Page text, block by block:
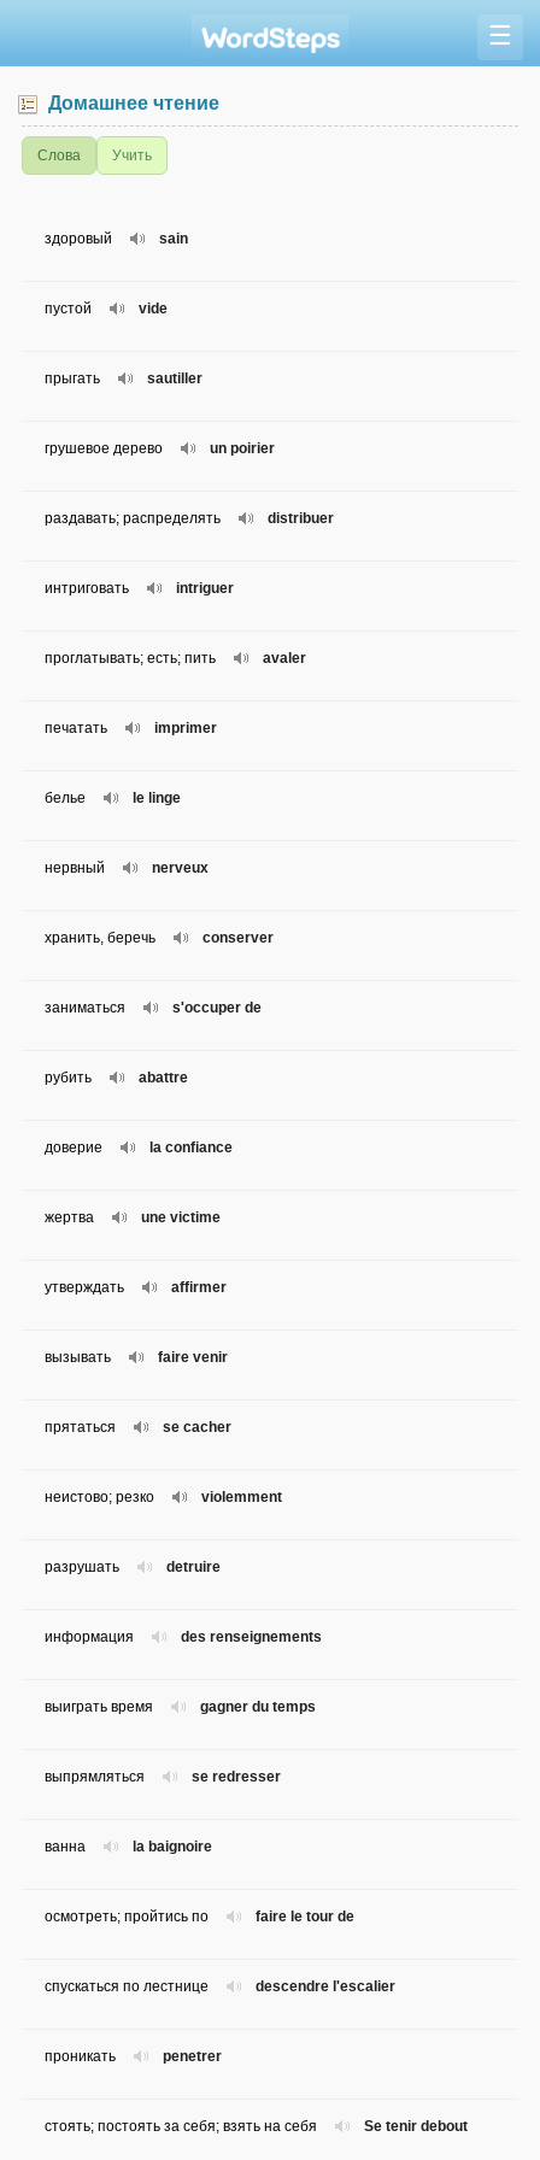
☰
Домашнее чтение
Слова Учить
sain
здоровый
vide
пустой
sautiller
прыгать
un poirier
грушевое дерево
distribuer
раздавать; распределять
intriguer
интриговать
avaler
проглатывать; есть; пить
imprimer
печатать
le linge
белье
nerveux
нервный
conserver
хранить, беречь
s'occuper de
заниматься
abattre
рубить
la confiance
доверие
une victime
жертва
affirmer
утверждать
faire venir
вызывать
se cacher
прятаться
violemment
неистово; резко
detruire
разрушать
des renseignements
информация
gagner du temps
выиграть время
se redresser
выпрямляться
la baignoire
ванна
faire le tour de
осмотреть; пройтись по
descendre l'escalier
спускаться по лестнице
penetrer
проникать
Se tenir debout
стоять; постоять за себя; взять на себя